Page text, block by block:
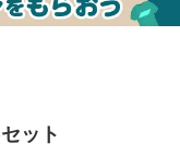
ット